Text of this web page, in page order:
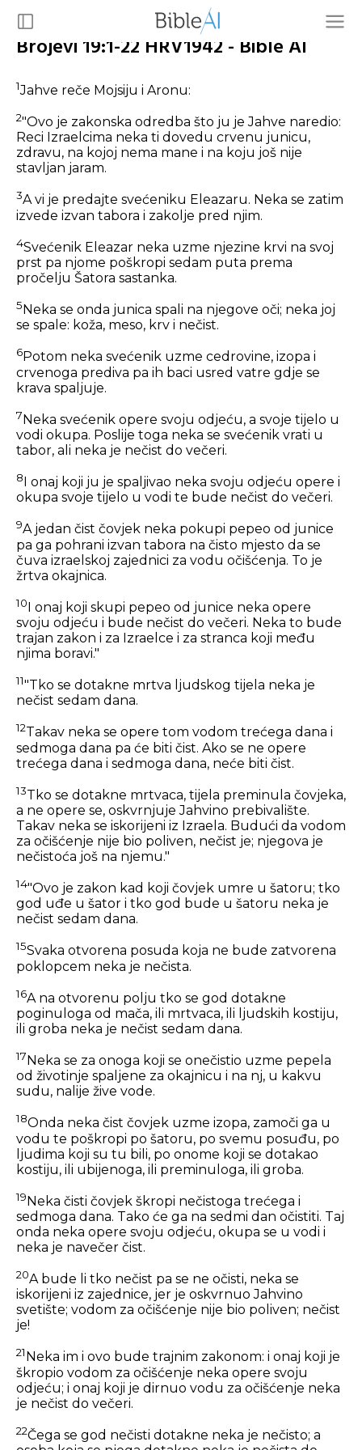
Brojevi 19:1-22 HRV1942 - Bible AI
1Jahve reče Mojsiju i Aronu:
2"Ovo je zakonska odredba što ju je Jahve naredio:
Reci Izraelcima neka ti dovedu crvenu junicu,
zdravu, na kojoj nema mane i na koju još nije
stavljan jaram.
3A vi je predajte svećeniku Eleazaru. Neka se zatim
izvede izvan tabora i zakolje pred njim.
4Svećenik Eleazar neka uzme njezine krvi na svoj
prst pa njome poškropi sedam puta prema
pročelju Šatora sastanka.
5 Neka se onda junica spali na njegove oči; neka joj
se spale: koža, meso, krv i nečist.
6Potom neka svećenik uzme cedrovine, izopa i
crvenoga prediva pa ih baci usred vatre gdje se
krava spaljuje.
7Neka svećenik opere svoju odjeću, a svoje tijelo u
vodi okupa. Poslije toga neka se svećenik vrati u
tabor, ali neka je nečist do večeri.
8
I onaj koji ju je spaljivao neka svoju odjeću opere i
okupa svoje tijelo u vodi te bude nečist do večeri.
9A jedan čist čovjek neka pokupi pepeo od junice
pa ga pohrani izvan tabora na čisto mjesto da se
čuva izraelskoj zajednici za vodu očišćenja. To je
žrtva okajnica.
10I onaj koji skupi pepeo od junice neka opere
svoju odjeću i bude nečist do večeri. Neka to bude
trajan zakon i za Izraelce i za stranca koji među
njima boravi."
11"Tko se dotakne mrtva ljudskog tijela neka je
nečist sedam dana.
12Takav neka se opere tom vodom trećega dana i
sedmoga dana pa će biti čist. Ako se ne opere
trećega dana i sedmoga dana, neće biti čist.
13Tko se dotakne mrtvaca, tijela preminula čovjeka,
a ne opere se, oskvrnjuje Jahvino prebivalište.
Takav neka se iskorijeni iz Izraela. Budući da vodom
za očišćenje nije bio poliven, nečist je; njegova je
nečistoća još na njemu."
14"Ovo je zakon kad koji čovjek umre u šatoru; tko
god uđe u šator i tko god bude u šatoru neka je
nečist sedam dana.
15Svaka otvorena posuda koja ne bude zatvorena
poklopcem neka je nečista.
16A na otvorenu polju tko se god dotakne
poginuloga od mača, ili mrtvaca, ili ljudskih kostiju,
ili groba neka je nečist sedam dana.
17 Neka se za onoga koji se onečistio uzme pepela
od životinje spaljene za okajnicu i na nj, u kakvu
sudu, nalije žive vode.
18Onda neka čist čovjek uzme izopa, zamoči ga u
vodu te poškropi po šatoru, po svemu posuđu, po
ljudima koji su tu bili, po onome koji se dotakao
kostiju, ili ubijenoga, ili preminuloga, ili groba.
19Neka čisti čovjek škropi nečistoga trećega i
sedmoga dana. Tako će ga na sedmi dan očistiti. Taj
onda neka opere svoju odjeću, okupa se u vodi i
neka je navečer čist.
20A bude li tko nečist pa se ne očisti, neka se
iskorijeni iz zajednice, jer je oskvrnuo Jahvino
svetište; vodom za očišćenje nije bio poliven; nečist
je!
21 Neka im i ovo bude trajnim zakonom: i onaj koji je
škropio vodom za očišćenje neka opere svoju
odjeću; i onaj koji je dirnuo vodu za očišćenje neka
je nečist do večeri.
22Čega se god nečisti dotakne neka je nečisto; a